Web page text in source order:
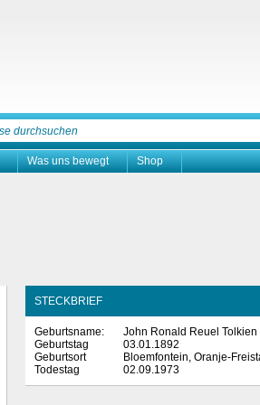
Was uns bewegt Shop
STECKBRIEF
Geburtsname:
John Ronald Reuel Tolkien
Geburtstag
03.01.1892
Geburtsort
Bloemfontein, Oranje-
Todestag
02.09.1973